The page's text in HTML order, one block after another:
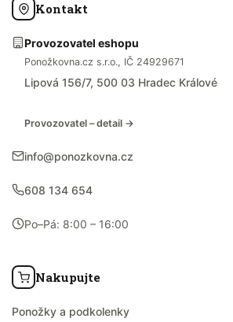
Kontakt
Provozovatel eshopu
Ponožkovna.cz s.r.o., IČ 24929671
Lipová 156/7, 500 03 Hradec Králové
Provozovatel – detail →
info@ponozkovna.cz
608 134 654
Po–Pá: 8:00 – 16:00
Nakupujte
Ponožky a podkolenky